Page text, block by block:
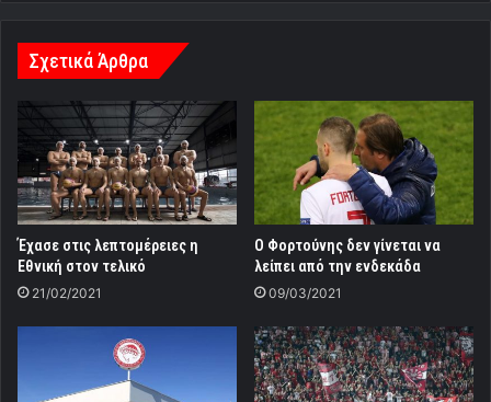
Σχετικά Άρθρα
Έχασε στις λεπτομέρειες η
Εθνική στον τελικό
21/02/2021
Ο Φορτούνης δεν γίνεται να
λείπει από την ενδεκάδα
09/03/2021